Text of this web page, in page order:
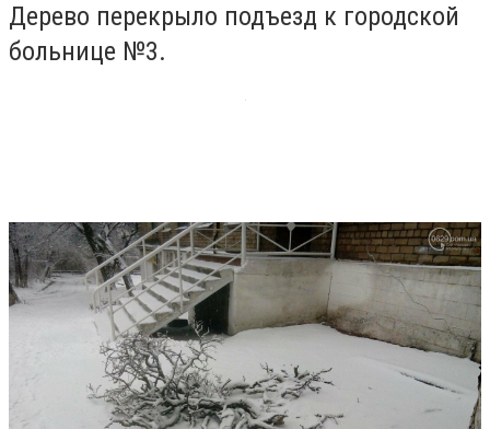
Дерево перекрыло подъезд к городской
больнице №3.